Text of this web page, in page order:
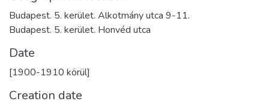
Budapest. 5. kerület. Alkotmány utca 9-11.
Budapest. 5. kerület. Honvéd utca
Date
[1900-1910 körül]
Creation date